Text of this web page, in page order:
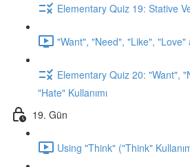
Elementary Quiz 19: Stative
"Want", "Need", "Like",
Elementary Quiz 20: "Want",
"Hate" Kullanımı
19. Gün
Using "Think" ("Think"